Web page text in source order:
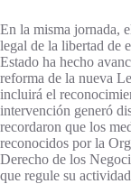
En la misma jornada,
legal de la libertad de
Estado ha hecho
reforma de la nueva
incluirá el
intervención generó
recordaron que los
reconocidos por la
Derecho de los
que regule su